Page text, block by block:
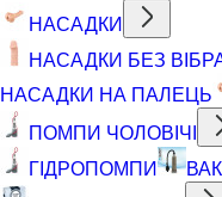
НАСАДКИ
НАСАДКИ БЕЗ
НАСАДКИ НА ПАЛЕЦЬ
ПОМПИ ЧОЛОВІЧІ
ГІДРОПОМПИ